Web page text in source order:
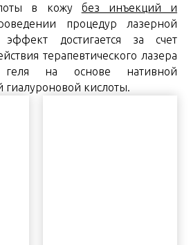
в кожу без инъекций и
процедур лазерной
эффект достигается за счет
терапевтического лазера
геля на основе нативной
гиалуроновой кислоты.